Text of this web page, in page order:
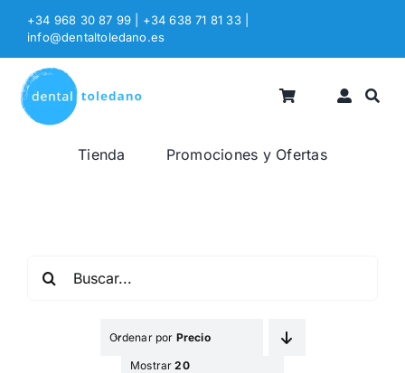
Saltar
contenido
+34 968 30 87 99 | +34 638 71 81 33
info@dentaltoledano.es
Tienda Promociones y Ofertas
Ordenar por Precio
Mostrar20